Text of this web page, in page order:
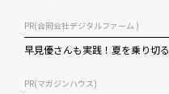
PR(合同会社デジタルファーム )
早見優さんも実践！夏を乗り切
PR(マガジンハウス)